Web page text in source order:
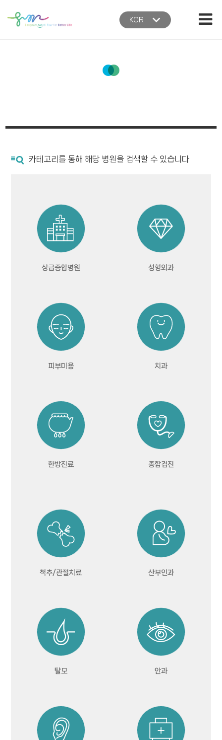
KOR
카테고리를 통해 해당 병원을 검색할 수 있습니다
상급종합병원 성형외과
피부미용 치과
한방진료 종합검진
척추/관절치료 산부인과
탈모 안과